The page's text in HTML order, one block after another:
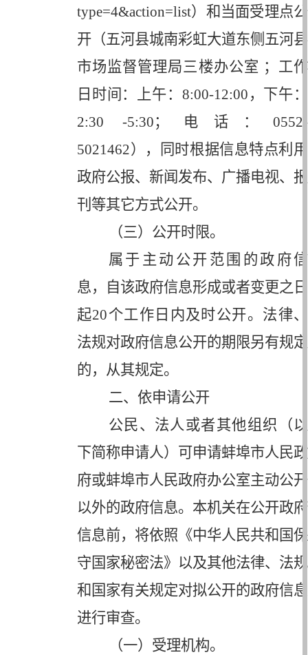
type=4&action=list）和当面受理点公
开（五河县城南彩虹大道东侧五河县
市场监督管理局三楼办公室 ；工作
日时间：上午： 8:00-12:00 ，下午：
2:30 -5:30；电话：0552-
5021462），同时根据信息特点利用
政府公报、新闻发布、广播电视、报
刊等其它方式公开。
（三）公开时限。
属于主动公开范围的政府信
息，自该政府信息形成或者变更之日
起20个工作日内及时公开。法律、
法规对政府信息公开的期限另有规定
的，从其规定。
二、依申请公开
公民、法人或者其他组织（以
下简称申请人）可申请蚌埠市人民政
府或蚌埠市人民政府办公室主动公开
以外的政府信息。本机关在公开政府
信息前，将依照《中华人民共和国保
守国家秘密法》以及其他法律、法规
和国家有关规定对拟公开的政府信息
进行审查。
（一）受理机构。